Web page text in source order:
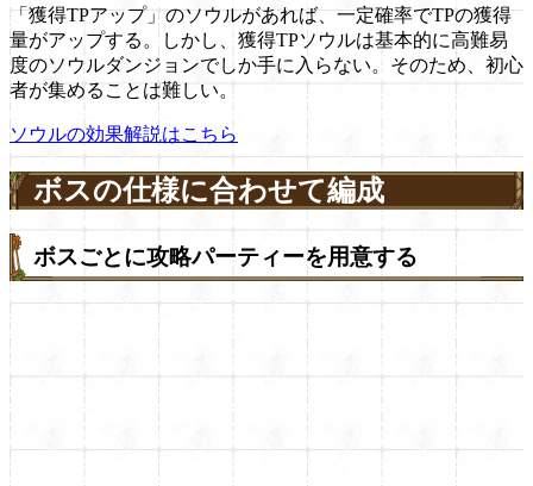
「獲得TPアップ」のソウルがあれば、一定確率でTPの獲得
量がアップする。しかし、獲得TPソウルは基本的に高難易
度のソウルダンジョンでしか手に入らない。そのため、初心
者が集めることは難しい。
ソウルの効果解説はこちら
ボスの仕様に合わせて編成
ボスごとに攻略パーティーを用意する